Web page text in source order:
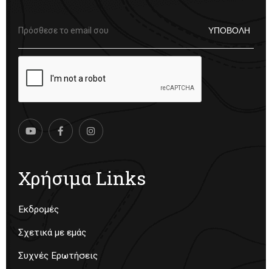
Χρήσιμα Links
Εκδρομές
Σχετικά με εμάς
Συχνές Ερωτήσεις